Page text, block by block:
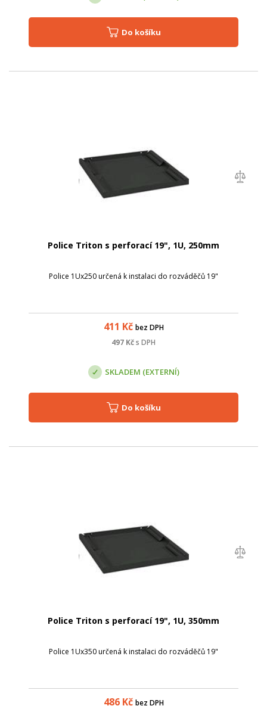
Do košíku
Police Triton s perforací 19", 1U, 250mm
Police 1Ux250 určená k instalaci do rozváděčů 19"
411 Kč bez DPH
497 Kčs DPH
SKLADEM (EXTERNÍ)
Do košíku
Police Triton s perforací 19", 1U, 350mm
Police 1Ux350 určená k instalaci do rozváděčů 19"
486Kč bez DPH